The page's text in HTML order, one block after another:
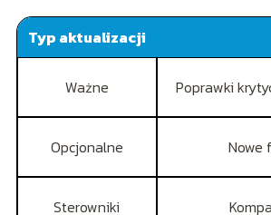
Typ aktualizacji
Ważne Poprawki
Opcjonalne Nowe
Sterowniki